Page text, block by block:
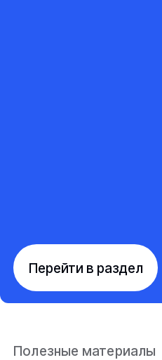
Перейти в раздел
Полезные материалы